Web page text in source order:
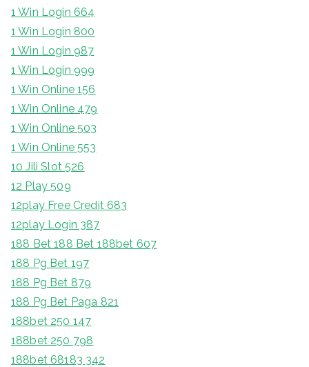
1 Win Login 664
1 Win Login 800
1 Win Login 987
1 Win Login 999
1 Win Online 156
1 Win Online 479
1 Win Online 503
1 Win Online 553
10 Jili Slot 526
12 Play 509
12play Free Credit 683
12play Login 387
188 Bet 188 Bet 188bet 607
188 Pg Bet 197
188 Pg Bet 879
188 Pg Bet Paga 821
188bet 250 147
188bet 250 798
188bet 68183 342